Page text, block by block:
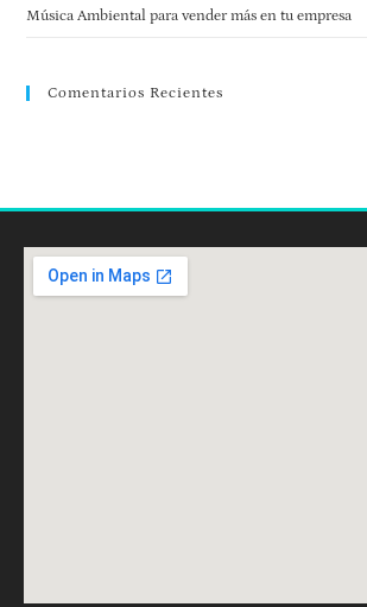
Música Ambiental para vender más en tu empresa
Comentarios Recientes